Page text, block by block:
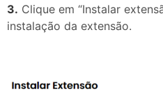
3. Clique em “Instalar
instalação da extensão.